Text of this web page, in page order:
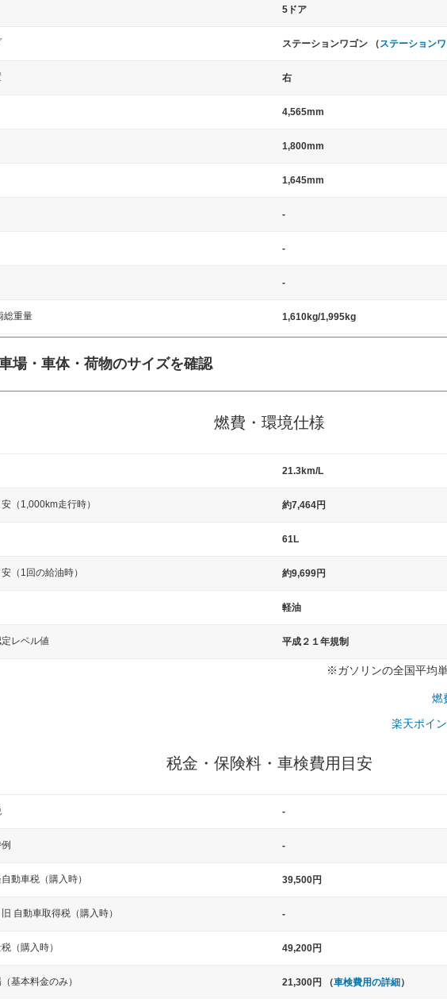
5ドア
ステーションワゴン （ ステーション
右
4,565mm
1,800mm
1,645mm
-
-
-
総重量 1,610kg/1,995kg
場・車体・荷物のサイズを確認
いうサイズが標準値（最低値）とされる事が多いようです。
燃費・環境仕様
21.3km/L
（1,000km走行時） 約7,464円
61L
（1回の給油時） 約9,699円
軽油
レベル値 平成２１年規制
※ガソリンの全国平均
燃
楽天ポイ
税金・保険料・車検費用目安
-
-
動車税（購入時） 39,500円
自動車取得税（購入時） -
（購入時） 49,200円
基本料金のみ） 21,300円 （車検費用の詳細 ）